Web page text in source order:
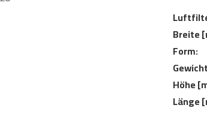
Breite
Form:
Höhe
Länge